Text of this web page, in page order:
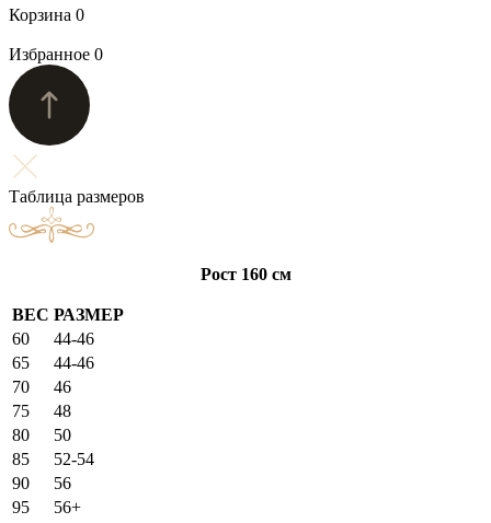
Корзина 0
Избранное 0
Таблица размеров
Рост 160 см
ВЕС РАЗМЕР
60
44-46
65
44-46
70
46
75
48
80
50
85
52-54
90
56
95
56+